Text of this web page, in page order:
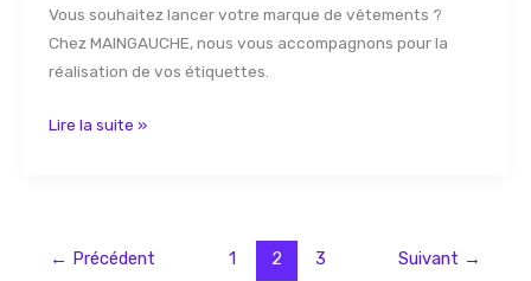
Vous souhaitez lancer votre marque de vêtements ?
Chez MAINGAUCHE, nous vous accompagnons pour la
réalisation de vos étiquettes.
Lire la suite »
← Précédent 1 2 3 Suivant →